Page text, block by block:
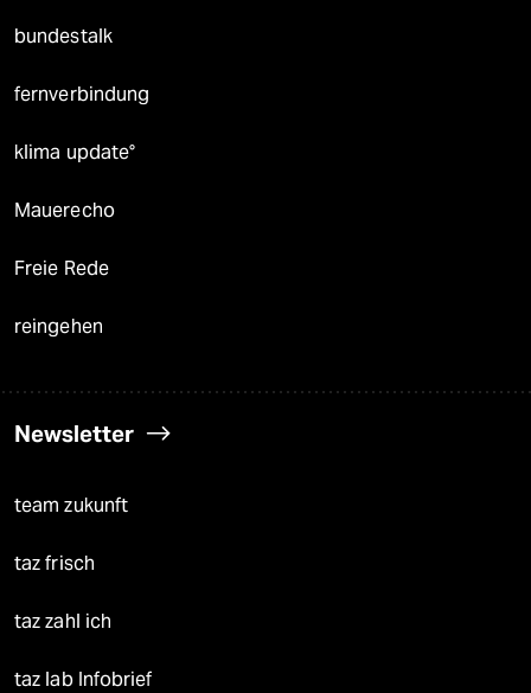
bundestalk
fernverbindung
klima update°
Mauerecho
Freie Rede
reingehen
Newsletter
team zukunft
taz frisch
taz zahl ich
taz lab Infobrief